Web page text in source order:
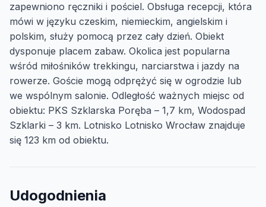
zapewniono ręczniki i pościel. Obsługa recepcji, która
mówi w języku czeskim, niemieckim, angielskim i
polskim, służy pomocą przez cały dzień. Obiekt
dysponuje placem zabaw. Okolica jest popularna
wśród miłośników trekkingu, narciarstwa i jazdy na
rowerze. Goście mogą odprężyć się w ogrodzie lub
we wspólnym salonie. Odległość ważnych miejsc od
obiektu: PKS Szklarska Poręba – 1,7 km, Wodospad
Szklarki – 3 km. Lotnisko Lotnisko Wrocław znajduje
się 123 km od obiektu.
Udogodnienia